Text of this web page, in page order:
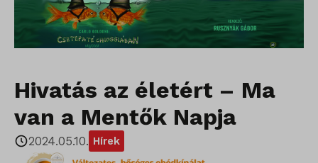
Hivatás az életért – Ma
van a Mentők Napja
2024.05.10. Hírek